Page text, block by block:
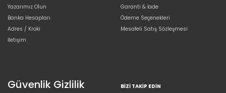
Yazarımız Olun
Banka Hesapları
Adres / Kroki
İletişim
Garanti & İade
Ödeme Seçenekleri
Mesafeli Satış Sözleşmesi
Güvenlik Gizlilik BIZI TAKIP EDIN